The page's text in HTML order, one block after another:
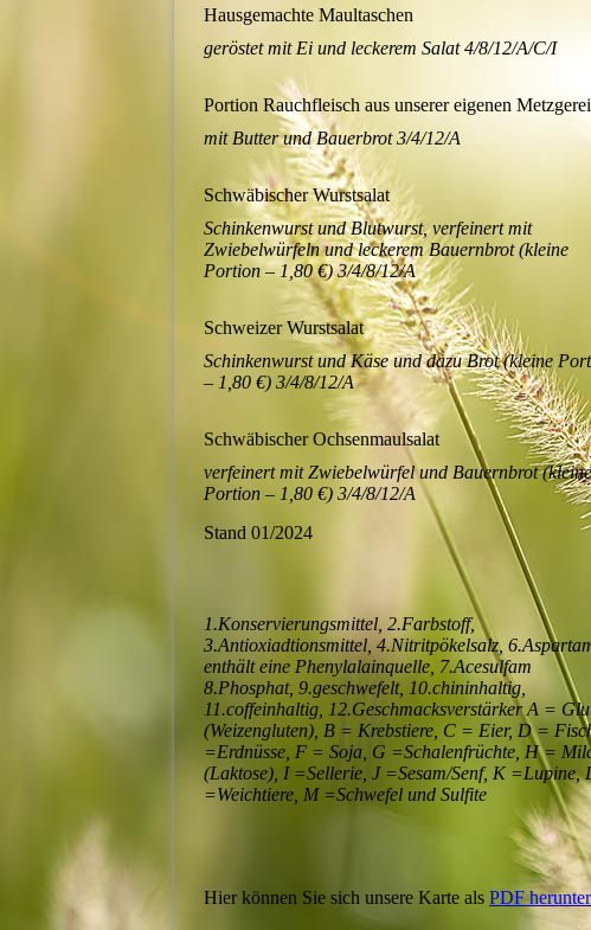
Hausgemachte Maultaschen
geröstet mit Ei und leckerem Salat 4/8/12/A/C/I
Portion Rauchfleisch aus unserer eigenen Metzgerei
mit Butter und Bauerbrot 3/4/12/A
Schwäbischer Wurstsalat
Schinkenwurst und Blutwurst, verfeinert mit
Zwiebelwürfeln und leckerem Bauernbrot (kleine
Portion – 1,80 €) 3/4/8/12/A
Schweizer Wurstsalat
Schinkenwurst und Käse und dazu Brot (kleine
– 1,80 €) 3/4/8/12/A
Schwäbischer Ochsenmaulsalat
verfeinert mit Zwiebelwürfel und Bauernbrot (kleine
Portion – 1,80 €) 3/4/8/12/A
Stand 01/2024
1.Konservierungsmittel, 2.Farbstoff,
3.Antioxiadtionsmittel, 4.Nitritpökelsalz,
enthält eine Phenylalainquelle, 7.Acesulfam
8.Phosphat, 9.geschwefelt, 10.chininhaltig,
11.coffeinhaltig, 12.Geschmacksverstärker A =
(Weizengluten), B = Krebstiere, C = Eier, D =
=Erdnüsse, F = Soja, G =Schalenfrüchte, H =
(Laktose), I =Sellerie, J =Sesam/Senf, K =Lupine,
=Weichtiere, M =Schwefel und Sulfite
Hier können Sie sich unsere Karte als PDF